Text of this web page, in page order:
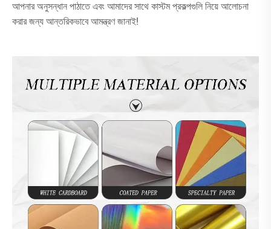
আপনার অনুসন্ধান পাঠাতে এবং আমাদের সাথে কাস্টম প্রকল্পগুলি নিয়ে আলোচনা
করার জন্য আন্তরিকভাবে আমন্ত্রণ জানাই!